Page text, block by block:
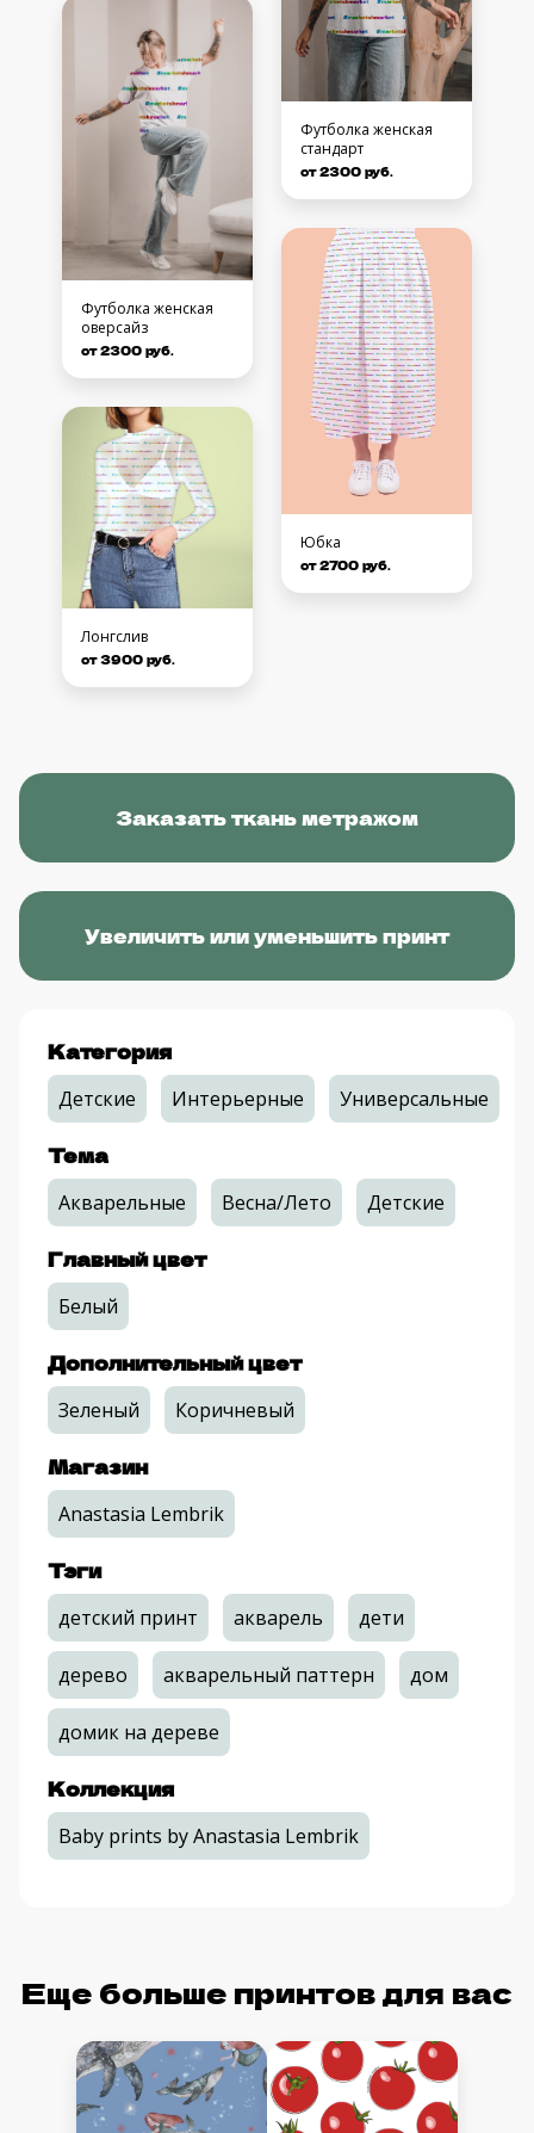
Футболка женская
оверсайз
от 2300 руб.
Лонгслив
от 3900 руб.
Футболка женская
стандарт
от 2300 руб.
Юбка
от 2700 руб.
Заказать ткань метражом
Увеличить или уменьшить принт
Категория
Детские Интерьерные Универсальные
Тема
Акварельные Весна/Лето Детские
Главный цвет
Белый
Дополнительный цвет
Зеленый Коричневый
Магазин
Anastasia Lembrik
Тэги
детский принт акварель дети
дерево акварельный паттерн дом
домик на дереве
Коллекция
Baby prints by Anastasia Lembrik
Еще больше принтов для вас